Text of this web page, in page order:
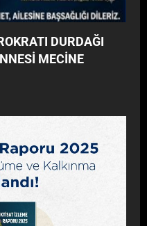
DURDAĞI
MECİNE